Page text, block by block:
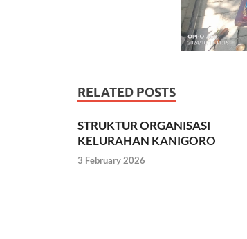
RELATED POSTS
STRUKTUR ORGANISASI
KELURAHAN KANIGORO
3 February 2026